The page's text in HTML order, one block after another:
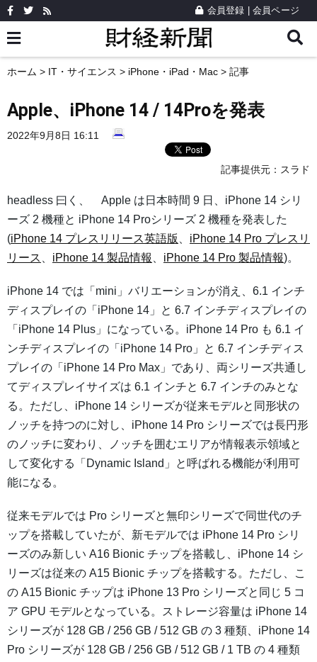
会員登録 会員ページ
ホーム > IT・サイエンス > iPhone・iPad・Mac > 記事
Apple、iPhone 14 / 14Proを発表
2022年9月8日 16:11
記事提供元： スラド
headless 曰く、 Apple は日本時間 9 日、iPhone 14 シリ
ーズ 2 機種と iPhone 14 Proシリーズ 2 機種を発表した
(iPhone 14 プレスリリース英語版
iPhone 14 Pro プレスリ
リース
iPhone 14 製品情報 iPhone 14 Pro 製品情報)。
iPhone 14 では「mini」バリエーションが消え、6.1 インチ
ディスプレイの「iPhone 14」と 6.7 インチディスプレイの
「iPhone 14 Plus」になっている。iPhone 14 Pro も 6.1 イ
ンチディスプレイの「iPhone 14 Pro」と 6.7 インチディス
プレイの「iPhone 14 Pro Max」であり、両シリーズ共通し
てディスプレイサイズは 6.1 インチと 6.7 インチのみとな
る。ただし、iPhone 14 シリーズが従来モデルと同形状の
ノッチを持つのに対し、iPhone 14 Pro シリーズでは長円形
のノッチに変わり、ノッチを囲むエリアが情報表示領域と
して変化する「Dynamic Island」と呼ばれる機能が利用可
能になる。
従来モデルでは Pro シリーズと無印シリーズで同世代のチ
ップを搭載していたが、新モデルでは iPhone 14 Pro シリ
ーズのみ新しい A16 Bionic チップを搭載し、iPhone 14 シ
リーズは従来の A15 Bionic チップを搭載する。ただし、こ
の A15 Bionic チップは iPhone 13 Pro シリーズと同じ 5 コ
ア GPU モデルとなっている。ストレージ容量は iPhone 14
シリーズが 128 GB / 256 GB / 512 GB の 3 種類、iPhone 14
Pro シリーズが 128 GB / 256 GB / 512 GB / 1 TB の 4 種類